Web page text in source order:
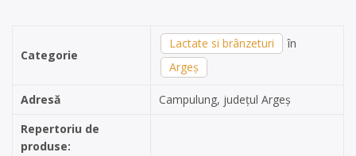
Categorie
Lactate si brânzeturi
în
Argeș
Adresă
Campulung, județul Argeș
Repertoriu de
produse: